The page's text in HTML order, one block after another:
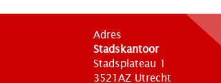
Adres
Stadskantoor
Stadsplateau 1
3521AZ Utrecht